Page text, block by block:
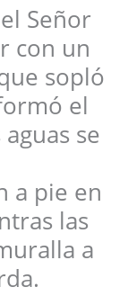
Señor
con un
sopló
el
se
a pie en
las
a